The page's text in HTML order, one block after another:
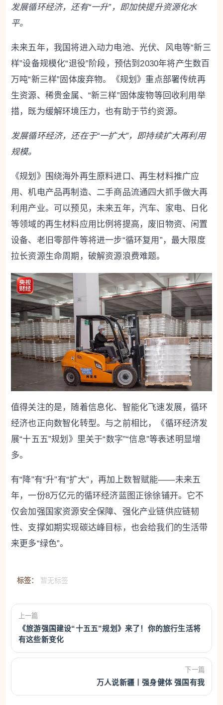
发展循环经济，还有“一升”，即加快提升资源化水
平。
未来五年，我国将进入动力电池、光伏、风电等“新三
样”设备规模化“退役”阶段，预估到2030年将产生数百
万吨“新三样”固体废弃物。《规划》重点部署传统再
生资源、稀贵金属、“新三样”固体废物等回收利用举
措，既为缓解环境压力，也有助于节约资源。
发展循环经济，还在于“一扩大”，即持续扩大再利用
规模。
《规划》围绕海外再生原料进口、再生材料推广应
用、机电产品再制造、二手商品流通四大抓手做大再
利用产业。可以预见，未来五年，汽车、家电、日化
等领域的再生材料应用比例将提高，废旧物资、闲置
设备、老旧零部件等将进一步“循环复用”，最大限度
拉长资源生命周期，破解资源浪费难题。
值得关注的是，随着信息化、智能化飞速发展，循环
经济也正向数智化转型。与之前相比，《循环经济发
展“十五五”规划》里关于“数字”“信息”等表述明显增
多。
有“降”有“升”有“扩大”，再加上数智赋能——未来五
年，一份8万亿元的循环经济蓝图正徐徐铺开。它不
仅会加强国家资源安全保障、强化产业链供应链韧
性、支撑如期实现碳达峰目标，也会给我们的生活带
来更多“绿色”。
标签： 暂无标签
上一篇
《旅游强国建设“十五五”规划》来了！你的旅行生活将
有这些新变化
下一篇
万人说新疆丨强身健体 强国有我